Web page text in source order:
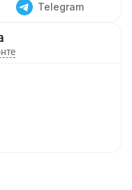
Telegram